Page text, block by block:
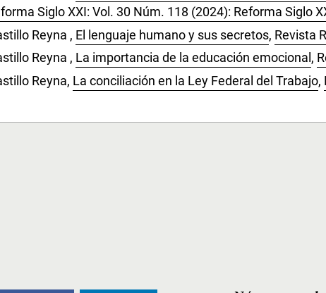
Siglo XXI: Vol. 30 Núm. 118 (2024): Reforma Siglo
Reyna , El lenguaje humano y sus secretos, Revista
Reyna , La importancia de la educación emocional ,
Reyna, La conciliación en la Ley Federal del Trabajo,